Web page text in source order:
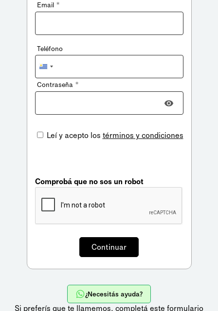
Email *
Teléfono
Uruguay
+598
Contraseña *
Leí y acepto los términos y condiciones
Comprobá que no sos un robot
¿Necesitás ayuda?
Si preferís que te llamemos, completá este formulario